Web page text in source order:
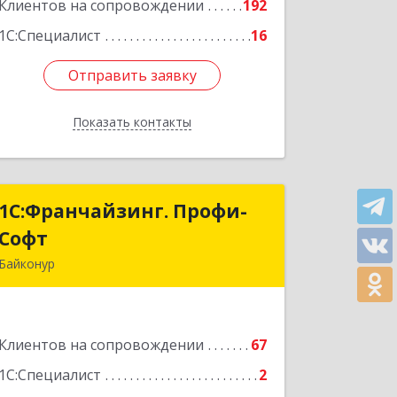
Клиентов на сопровождении
192
1С:Специалист
16
Отправить заявку
Показать контакты
Отправить заявку
Назад
1С:Франчайзинг. Профи-
Софт
Байконур
Клиентов на сопровождении
67
1С:Специалист
2
1С:Франчайзинг. Профи-
Подробнее